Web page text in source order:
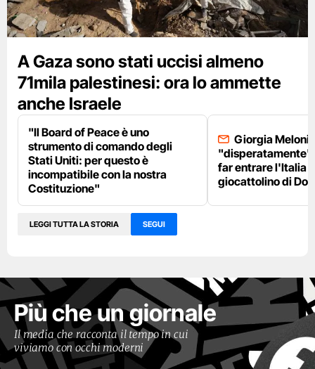
A Gaza sono stati uccisi almeno
71mila palestinesi: ora lo ammette
anche Israele
"Il Board of Peace è uno
strumento di comando degli
Stati Uniti: per questo è
incompatibile con la nostra
Costituzione"
Giorgia Meloni
"disperatamente"
far entrare l'Italia
giocattolino di
LEGGI TUTTA LA STORIA SEGUI
Più che un giornale
Il media che racconta il tempo in cui
viviamo con occhi moderni